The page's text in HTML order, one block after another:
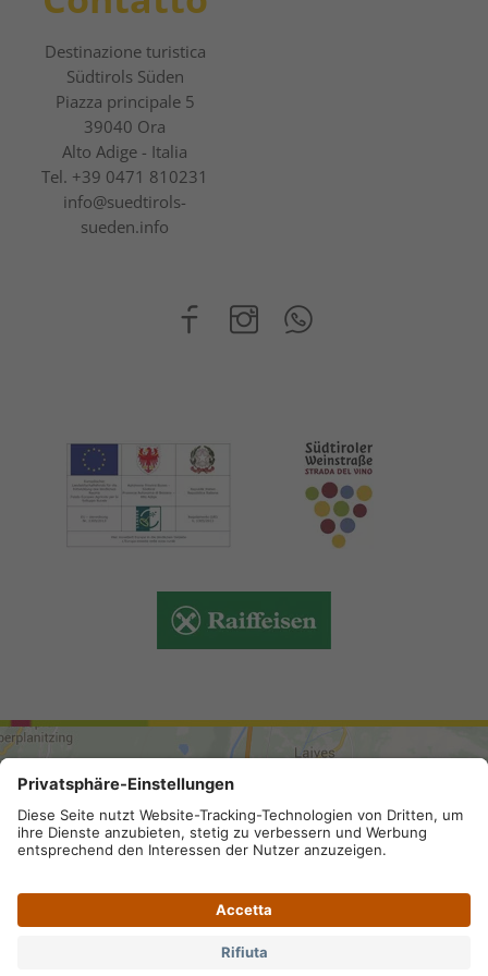
Destinazione turistica
Südtirols Süden
Piazza principale 5
39040 Ora
Alto Adige - Italia
Tel. +39 0471 810231
info@suedtirols-
sueden.info
ARRIVO
Partita IVA IT 02296130210; SDI-Kodex: A4RZ960